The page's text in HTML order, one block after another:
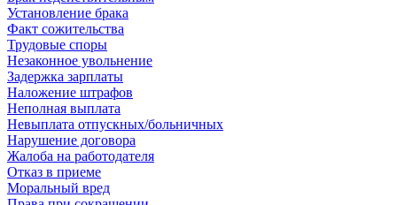
Установление брака
Факт сожительства
Трудовые споры
Незаконное увольнение
Задержка зарплаты
Наложение штрафов
Неполная выплата
Невыплата отпускных/больничных
Нарушение договора
Жалоба на работодателя
Отказ в приеме
Моральный вред